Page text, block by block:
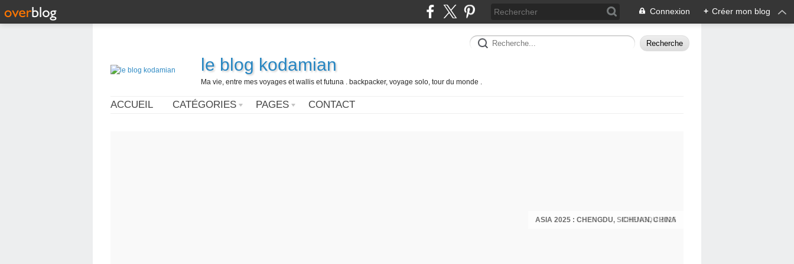
Connexion + Créer mon blog
le blog kodamian
Ma vie, entre mes voyages et wallis et futuna . backpacker, voyage solo, tour du monde .
ACCUEIL CATÉGORIES PAGES CONTACT
ASIA 2025 : CHENGDU, SICHUAN, CHINA
CHENGDU 2025